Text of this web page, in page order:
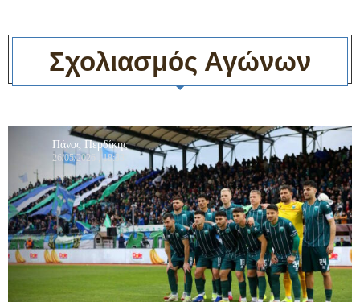
Σχολιασμός Αγώνων
Πάνος Περδίκης
26/05/2026 , 18:33